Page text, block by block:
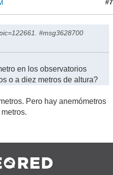
#7
#msg3628700
en los observatorios
o a diez metros de altura?
Pero hay anemómetros